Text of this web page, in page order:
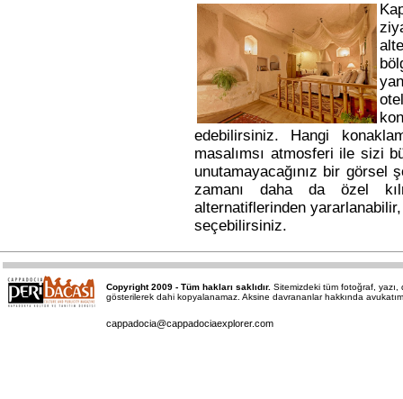
edebilirsiniz. Hangi
masalımsı atmosferi ile sizi
unutamayacağınız bir görsel
zamanı daha da özel
alternatiflerinden
seçebilirsiniz.
Copyright 2009 - Tüm hakları saklıdır. Sitemizdeki tüm fotoğraf, yazı,
gösterilerek dahi kopyalanamaz. Aksine davrananlar hakkında
cappadocia@cappadociaexplorer.com